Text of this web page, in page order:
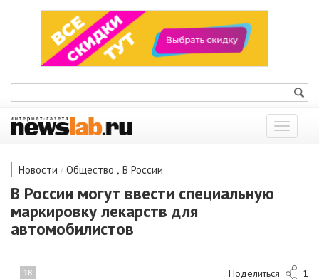
Показать
меню
Новости / Общество , В России
В России могут ввести специальную
маркировку лекарств для
автомобилистов
18 Поделиться 1